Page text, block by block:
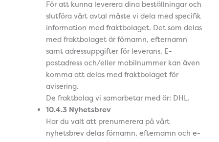
För att kunna leverera dina beställningar och
slutföra vårt avtal måste vi dela med specifik
information med fraktbolaget. Det som delas
med fraktbolaget är förnamn, efternamn
samt adressuppgifter för leverans. E-
postadress och/eller mobilnummer kan även
komma att delas med fraktbolaget för
avisering.
De fraktbolag vi samarbetar med är: DHL.
10.4.3 Nyhetsbrev
Har du valt att prenumerera på vårt
nyhetsbrev delas förnamn, efternamn och e-